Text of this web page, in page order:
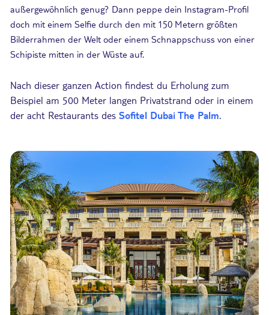
außergewöhnlich genug? Dann peppe dein Instagram-Profil
doch mit einem Selfie durch den mit 150 Metern größten
Bilderrahmen der Welt oder einem Schnappschuss von einer
Schipiste mitten in der Wüste auf.
Nach dieser ganzen Action findest du Erholung zum
Beispiel am 500 Meter langen Privatstrand oder in einem
der acht Restaurants des Sofitel Dubai The Palm.